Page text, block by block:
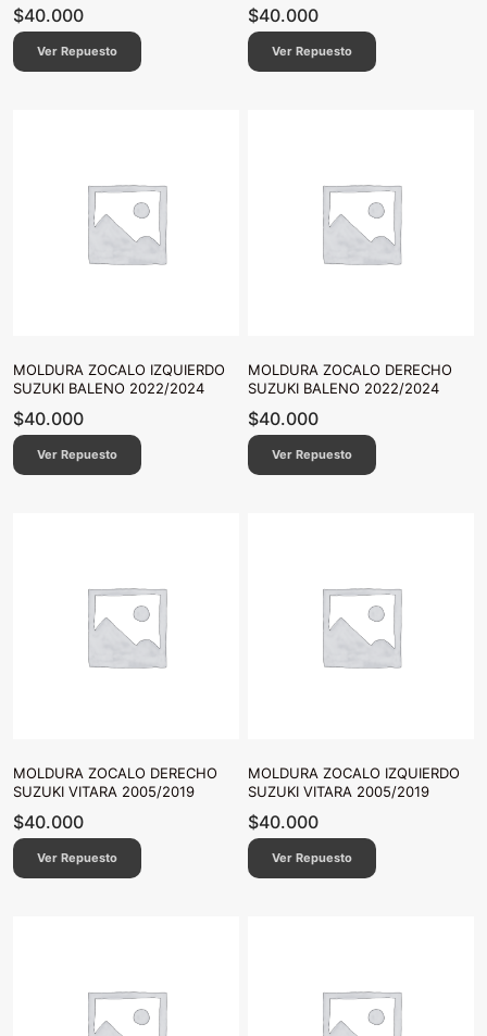
$40.000
Ver Repuesto
$40.000
Ver Repuesto
MOLDURA ZOCALO IZQUIERDO
SUZUKI BALENO 2022/2024
$40.000
Ver Repuesto
MOLDURA ZOCALO DERECHO
SUZUKI BALENO 2022/2024
$40.000
Ver Repuesto
MOLDURA ZOCALO DERECHO
SUZUKI VITARA 2005/2019
$40.000
Ver Repuesto
MOLDURA ZOCALO IZQUIERDO
SUZUKI VITARA 2005/2019
$40.000
Ver Repuesto